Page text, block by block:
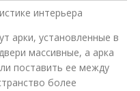
интерьера
арки, установленные в
массивные, а арка
поставить ее между
более